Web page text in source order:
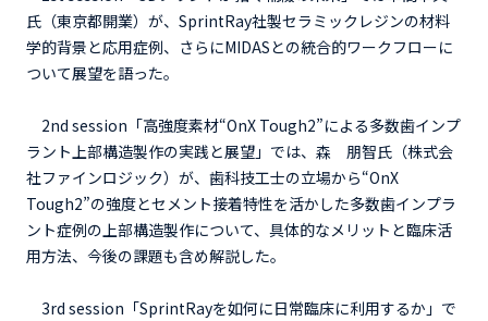
氏（東京都開業）が、SprintRay社製セラミックレジンの材料
学的背景と応用症例、さらにMIDASとの統合的ワークフローに
ついて展望を語った。
2nd session「高強度素材“OnX Tough2”による多数歯インプ
ラント上部構造製作の実践と展望」では、森 朋智氏（株式会
社ファインロジック）が、歯科技工士の立場から“OnX
Tough2”の強度とセメント接着特性を活かした多数歯インプラ
ント症例の上部構造製作について、具体的なメリットと臨床活
用方法、今後の課題も含め解説した。
3rd session「SprintRayを如何に日常臨床に利用するか」で